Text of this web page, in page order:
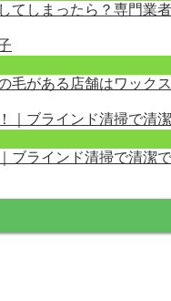
てしまったら？専門業
毛がある店舗はワック
ブラインド清掃で清潔